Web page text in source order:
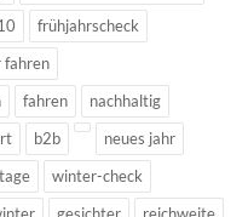
frühjahrscheck
fahren
fahren
nachhaltig
b2b
neues jahr
winter-check